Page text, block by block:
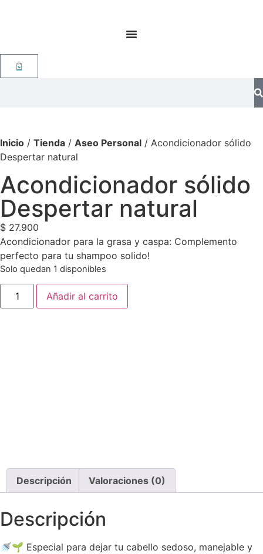
Envío gratis compras superiores a $190k (Bogotá) Otras
Inicio / Tienda / Aseo Personal / Acondicionador sólido
Despertar natural
Acondicionador sólido
Despertar natural
$ 27.900
Acondicionador para la grasa y caspa: Complemento
perfecto para tu shampoo solido!
Solo quedan 1 disponibles
Añadir al carrito
Descripción Valoraciones (0)
Descripción
🚿🌱 Especial para dejar tu cabello sedoso, manejable y